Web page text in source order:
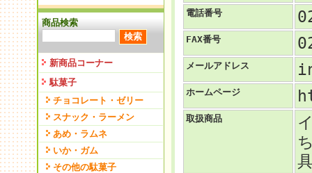
商品検索
新商品コーナー
駄菓子
チョコレート・ゼリー
スナック・ラーメン
あめ・ラムネ
いか・ガム
その他の駄菓子
電話番号
FAX番号
メールアドレス
ホームページ
取扱商品